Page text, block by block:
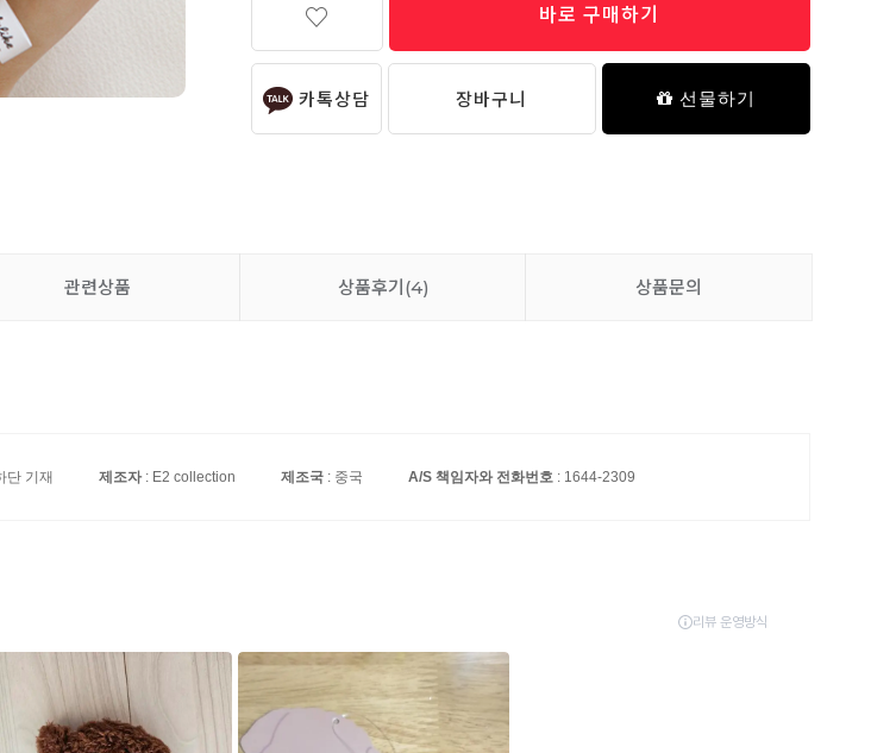
바로 구매하기
카톡상담 장바구니 선물하기
관련상품 상품후기(4) 상품문의
단 기재 제조자: E2 collection 제조국 : 중국 A/S 책임자와 전화번호 : 1644-2309